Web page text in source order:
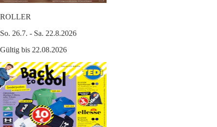
ROLLER
So. 26.7. - Sa. 22.8.2026
Gültig bis 22.08.2026